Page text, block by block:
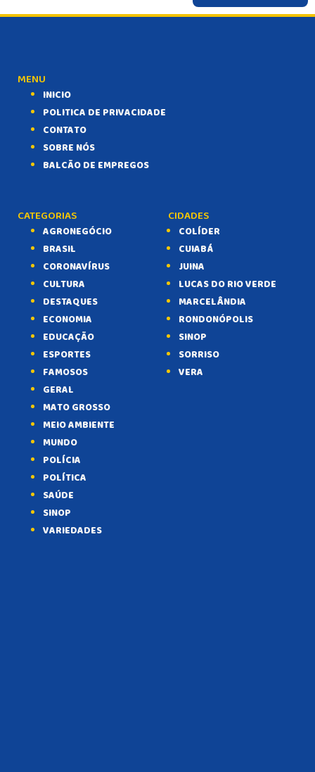
MENU
INICIO
POLITICA DE PRIVACIDADE
CONTATO
SOBRE NÓS
BALCÃO DE EMPREGOS
CATEGORIAS
AGRONEGÓCIO
BRASIL
CORONAVÍRUS
CULTURA
DESTAQUES
ECONOMIA
EDUCAÇÃO
ESPORTES
FAMOSOS
GERAL
MATO GROSSO
MEIO AMBIENTE
MUNDO
POLÍCIA
POLÍTICA
SAÚDE
SINOP
VARIEDADES
CIDADES
COLÍDER
CUIABÁ
JUINA
LUCAS DO RIO VERDE
MARCELÂNDIA
RONDONÓPOLIS
SINOP
SORRISO
VERA